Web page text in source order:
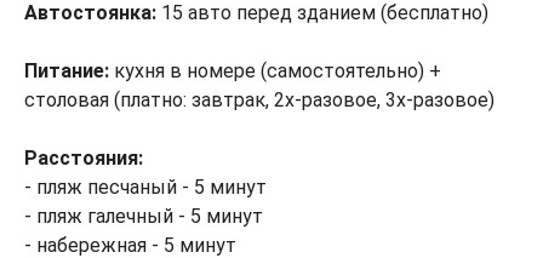
Автостоянка: 15 авто перед зданием (бесплатно)
Питание: кухня в номере (самостоятельно) +
столовая (платно: завтрак, 2х-разовое, 3х-разовое)
Расстояния:
- пляж песчаный - 5 минут
- пляж галечный - 5 минут
- набережная - 5 минут